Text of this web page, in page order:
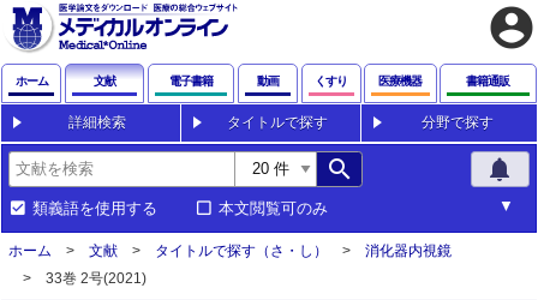
account_circle
ホーム 文献 電子書籍 動画 くすり 医療機器 書籍通販
詳細検索 タイトルで探す 分野で探す
search notifications
類義語を使用する 本文閲覧可のみ
ホーム 文献 タイトルで探す（さ・し）
消化器内視鏡
33巻 2号(2021)